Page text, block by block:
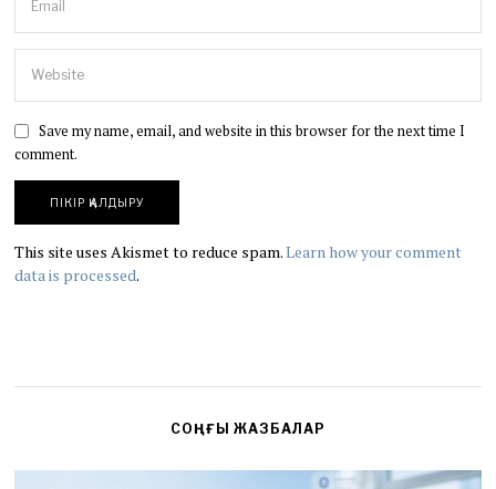
Save my name, email, and website in this browser for the next time I
comment.
This site uses Akismet to reduce spam.Learn how your comment
data is processed.
СОҢҒЫ ЖАЗБАЛАР